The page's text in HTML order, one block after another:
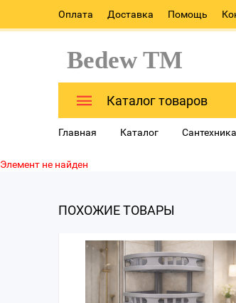
Оплата Доставка Помощь
Bedew TM
Каталог товаров
Главная Каталог Сантехника
Элемент не найден
ПОХОЖИЕ ТОВАРЫ